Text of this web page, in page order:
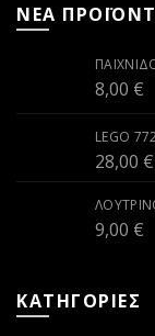
ΝΕΑ
8,00 €
LEGO
28,00 €
9,00 €
ΚΑΤΗΓΟΡΙΕΣ